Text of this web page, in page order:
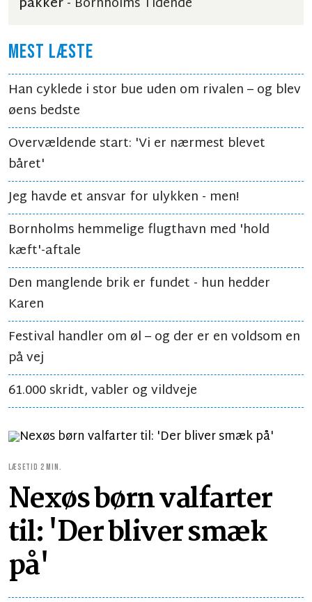
MEST LÆSTE
Han cyklede i stor bue uden om rivalen – og blev
øens bedste
Overvældende start: 'Vi er nærmest blevet
båret'
Jeg havde et ansvar for ulykken - men!
Bornholms hemmelige flugthavn med 'hold
kæft'-aftale
Den manglende brik er fundet - hun hedder
Karen
Festival handler om øl – og der er en voldsom en
på vej
61.000 skridt, vabler og vildveje
LÆSETID 2 MIN.
Nexøs børn valfarter
til: 'Der bliver smæk
på'